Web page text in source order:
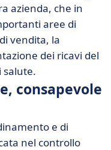
azienda, che in
aree di
vendita, la
dei ricavi del
salute.
consapevole
e di
nel controllo